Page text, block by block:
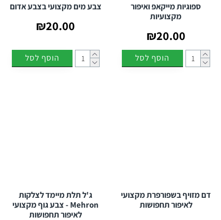
ספוגיות מייקאפ ואיפור
מקצועיות
₪20.00
הוסף לסל
צבע מים מקצועי בצבע אדום
₪20.00
הוסף לסל
דם מזויף בשפורפרת מקצועי
לאיפור תחפושות
ג'ל תלת מיימד לצלקות
Mehron - צבע גוף מקצועי
לאיפור תחפושות